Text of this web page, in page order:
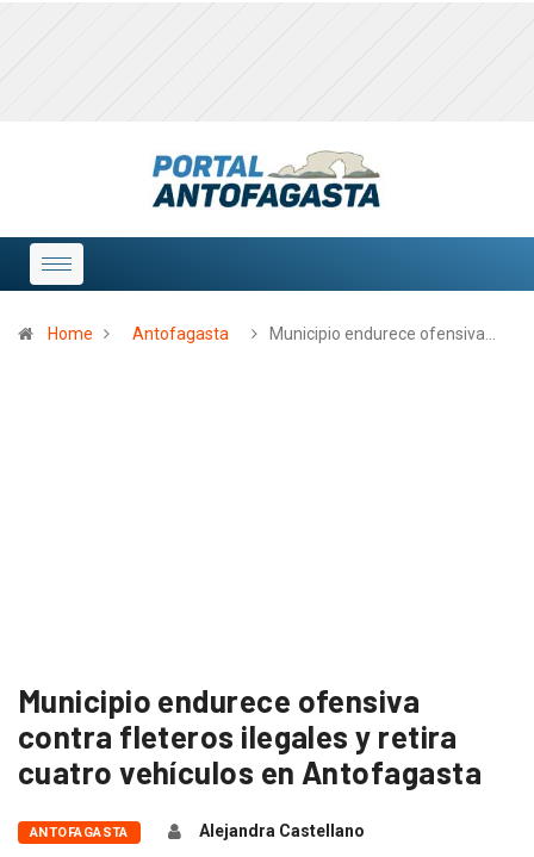
Home Antofagasta Municipio endurece ofensiva…
Municipio endurece ofensiva
contra fleteros ilegales y retira
cuatro vehículos en Antofagasta
ANTOFAGASTA
Alejandra Castellano